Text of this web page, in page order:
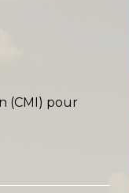
(CMI) pour